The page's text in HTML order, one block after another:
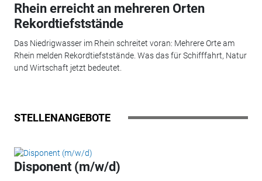
Rhein erreicht an mehreren Orten
Rekordtiefststände
Das Niedrigwasser im Rhein schreitet voran: Mehrere Orte am
Rhein melden Rekordtiefststände. Was das für Schifffahrt, Natur
und Wirtschaft jetzt bedeutet.
STELLENANGEBOTE
Disponent (m/w/d)